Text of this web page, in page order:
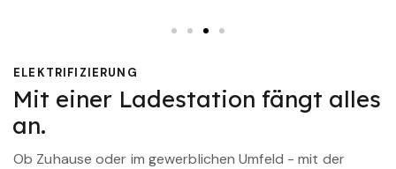
ELEKTRIFIZIERUNG
Mit einer Ladestation fängt alles
an.
Ob Zuhause oder im gewerblichen Umfeld - mit der